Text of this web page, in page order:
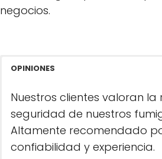
negocios.
OPINIONES
Nuestros clientes valoran la
seguridad de nuestros
Altamente recomendado
confiabilidad y experiencia.